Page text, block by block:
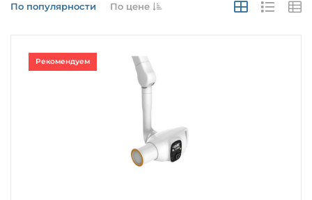
По популярности По цене
Рекомендуем